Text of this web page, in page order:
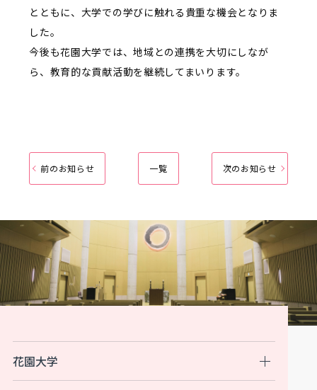
とともに、大学での学びに触れる貴重な機会となりま
した。
今後も花園大学では、地域との連携を大切にしなが
ら、教育的な貢献活動を継続してまいります。
前のお知らせ 一覧 次のお知らせ
花園大学